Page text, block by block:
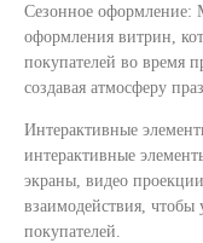
Сезонное оформление:
оформления витрин,
покупателей во время
создавая атмосферу
Интерактивные
интерактивные
экраны, видео
взаимодействия, чтобы
покупателей.